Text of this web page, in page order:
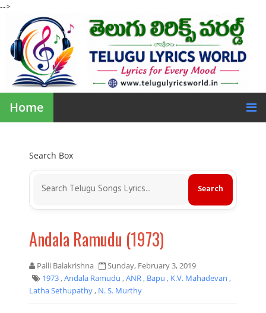
-->
Home
Search Box
Andala Ramudu (1973)
Palli Balakrishna
Sunday, February 3, 2019
1973,Andala Ramudu ,ANR, Bapu , K.V. Mahadevan ,
Latha Sethupathy, N. S. Murthy